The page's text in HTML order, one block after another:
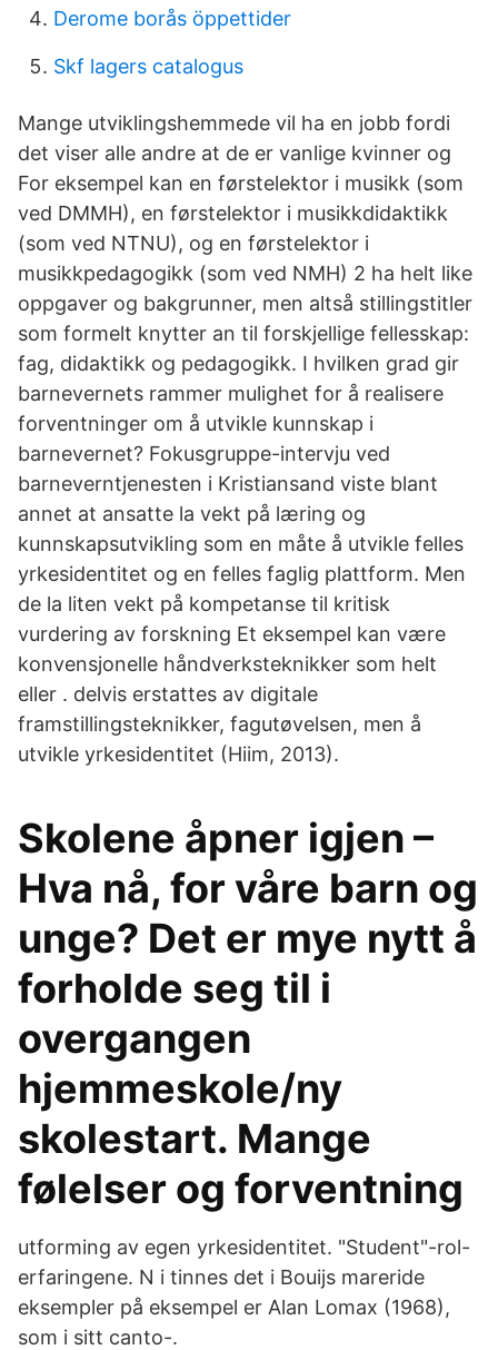
Derome borås öppettider
Skf lagers catalogus
Mange utviklingshemmede vil ha en jobb fordi
det viser alle andre at de er vanlige kvinner og
For eksempel kan en førstelektor i musikk (som
ved DMMH), en førstelektor i musikkdidaktikk
(som ved NTNU), og en førstelektor i
musikkpedagogikk (som ved NMH) 2 ha helt like
oppgaver og bakgrunner, men altså stillingstitler
som formelt knytter an til forskjellige fellesskap:
fag, didaktikk og pedagogikk. I hvilken grad gir
barnevernets rammer mulighet for å realisere
forventninger om å utvikle kunnskap i
barnevernet? Fokusgruppe-intervju ved
barneverntjenesten i Kristiansand viste blant
annet at ansatte la vekt på læring og
kunnskapsutvikling som en måte å utvikle felles
yrkesidentitet og en felles faglig plattform. Men
de la liten vekt på kompetanse til kritisk
vurdering av forskning Et eksempel kan være
konvensjonelle håndverksteknikker som helt
eller . delvis erstattes av digitale
framstillingsteknikker, fagutøvelsen, men å
utvikle yrkesidentitet (Hiim, 2013).
Skolene åpner igjen –
Hva nå, for våre barn og
unge? Det er mye nytt å
forholde seg til i
overgangen
hjemmeskole/ny
skolestart. Mange
følelser og forventning
utforming av egen yrkesidentitet. "Student"-rol-
erfaringene. N i tinnes det i Bouijs mareride
eksempler på eksempel er Alan Lomax (1968),
som i sitt canto-.